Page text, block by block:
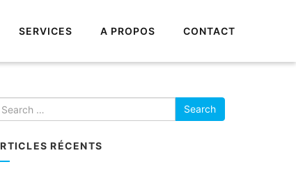
SERVICES A PROPOS CONTACT
RÉCENTS